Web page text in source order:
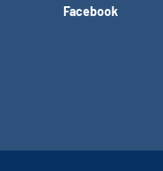
Facebook